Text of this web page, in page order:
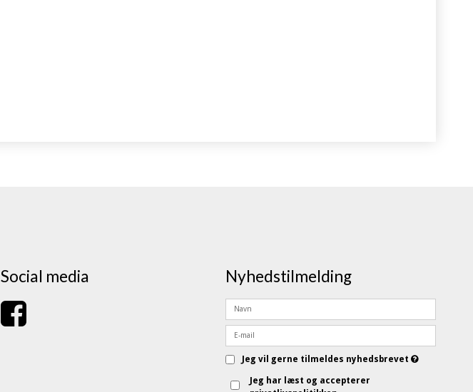
Social media Nyhedstilmelding
Jeg vil gerne tilmeldes nyhedsbrevet
Jeg har læst og accepterer